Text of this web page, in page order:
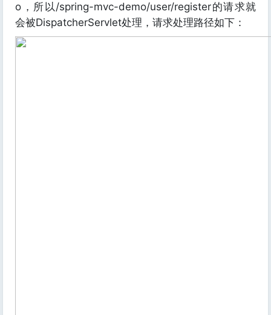
o，所以/spring-mvc-demo/user/register的请求就
会被DispatcherServlet处理，请求处理路径如下：